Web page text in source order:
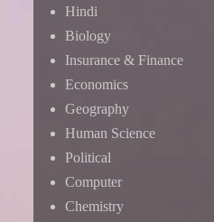
Hindi
Biology
Insurance & Finance
Economics
Geography
Human Science
Political
Computer
Chemistry